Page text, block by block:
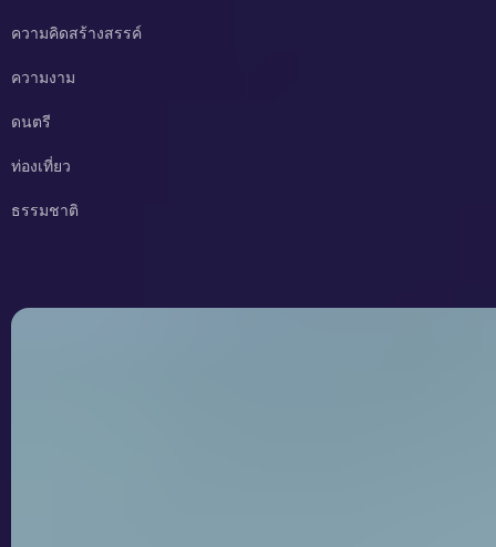
ความคิดสร้างสรรค์
ความงาม
ดนตรี
ท่องเที่ยว
ธรรมชาติ
Kilojoules กับ Calories ต่างกันอย่างไร?